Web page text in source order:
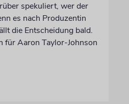
spekuliert, wer der
es nach Produzentin
die Entscheidung bald.
für Aaron Taylor-Johnson